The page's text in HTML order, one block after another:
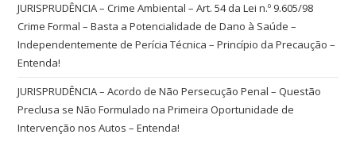
JURISPRUDÊNCIA – Crime Ambiental – Art. 54 da Lei n.º 9.605/98
Crime Formal – Basta a Potencialidade de Dano à Saúde –
Independentemente de Perícia Técnica – Princípio da Precaução –
Entenda!
JURISPRUDÊNCIA – Acordo de Não Persecução Penal – Questão
Preclusa se Não Formulado na Primeira Oportunidade de
Intervenção nos Autos – Entenda!